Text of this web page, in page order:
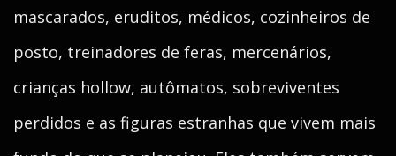
mascarados, eruditos, médicos, cozinheiros de
posto, treinadores de feras, mercenários,
crianças hollow, autômatos, sobreviventes
perdidos e as figuras estranhas que vivem mais